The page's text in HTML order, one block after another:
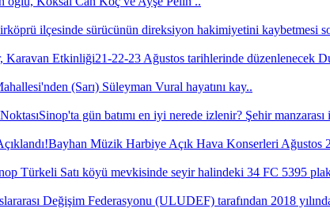
ilçesinde sürücünün direksiyon hakimiyetini kaybetmesi
21-22-23 Ağustos tarihlerinde düzenlenecek
(Sarı) Süleyman Vural hayatını kay..
Sinop'ta gün batımı en iyi nerede izlenir? Şehir
Bayhan Müzik Harbiye Açık Hava Konserleri Ağustos
Türkeli Satı köyü mevkisinde seyir halindeki 34 FC 5395
Değişim Federasyonu (ULUDEF) tarafından 2018